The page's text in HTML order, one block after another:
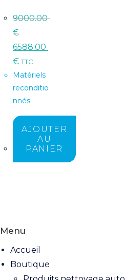
9000.00
€
6588.00
€ TTC
Matériels
reconditio
nnés
AJOUTER
AU
PANIER
Menu
Accueil
Boutique